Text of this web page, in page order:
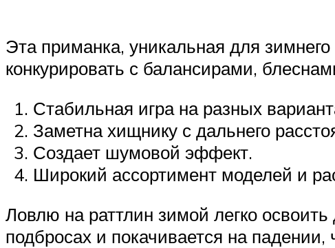
Эта приманка, уникальная для
конкурировать с балансирами,
Стабильная игра на разных
Заметна хищнику с дальнего
Создает шумовой эффект.
Широкий ассортимент моделей и
Ловлю на раттлин зимой легко
подбросах и покачивается на